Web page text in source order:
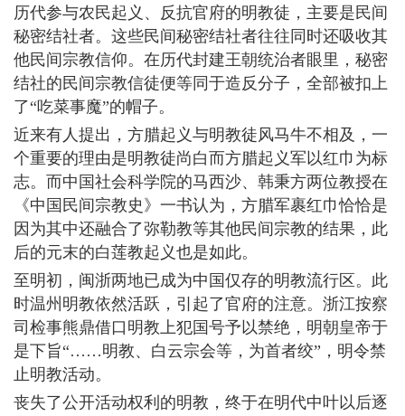
历代参与农民起义、反抗官府的明教徒，主要是民间
秘密结社者。这些民间秘密结社者往往同时还吸收其
他民间宗教信仰。在历代封建王朝统治者眼里，秘密
结社的民间宗教信徒便等同于造反分子，全部被扣上
了“吃菜事魔”的帽子。
近来有人提出，方腊起义与明教徒风马牛不相及，一
个重要的理由是明教徒尚白而方腊起义军以红巾为标
志。而中国社会科学院的马西沙、韩秉方两位教授在
《中国民间宗教史》一书认为，方腊军裹红巾恰恰是
因为其中还融合了弥勒教等其他民间宗教的结果，此
后的元末的白莲教起义也是如此。
至明初，闽浙两地已成为中国仅存的明教流行区。此
时温州明教依然活跃，引起了官府的注意。浙江按察
司检事熊鼎借口明教上犯国号予以禁绝，明朝皇帝于
是下旨“……明教、白云宗会等，为首者绞”，明令禁
止明教活动。
丧失了公开活动权利的明教，终于在明代中叶以后逐